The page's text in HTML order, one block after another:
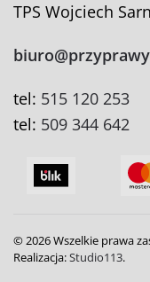
TPS Wojciech
tel: 515 120 253
tel: 509 344 642
©2026Wszelkie prawa
Realizacja:Studio113.